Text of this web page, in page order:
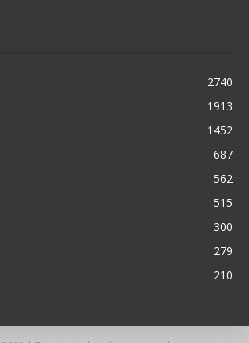
2740
1913
1452
687
562
515
300
279
210